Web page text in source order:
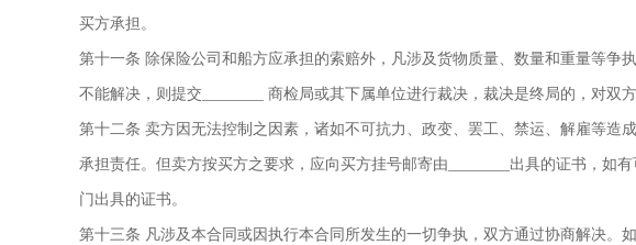
买方承担。
第十一条 除保险公司和船方应承担的索赔外，凡涉及货物质量、数量和重量等争
不能解决，则提交________ 商检局或其下属单位进行裁决，裁决是终局的，对双
第十二条 卖方因无法控制之因素，诸如不可抗力、政变、罢工、禁运、解雇等造
承担责任。但卖方按买方之要求，应向买方挂号邮寄由________出具的证书，如
门出具的证书。
第十三条 凡涉及本合同或因执行本合同所发生的一切争执，双方通过协商解决。